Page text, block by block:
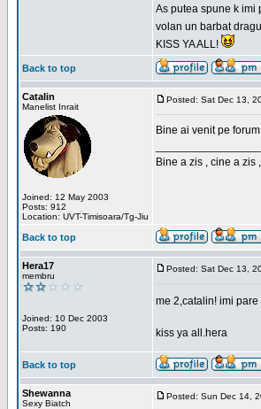
As putea spune k imi
volan un barbat
KISS YA ALL!
Back to top
Catalin
Manelist Inrait
Joined: 12 May 2003
Posts: 912
Location: UVT-Timisoara/Tg-Jiu
Posted: Sat Dec 13,
Bine ai venit pe
Bine a zis , cine a zis
Back to top
Hera17
membru
Joined: 10 Dec 2003
Posts: 190
Posted: Sat Dec 13,
me 2,catalin! imi
kiss ya all.hera
Back to top
Shewanna
Sexy Biatch
Posted: Sun Dec 14,